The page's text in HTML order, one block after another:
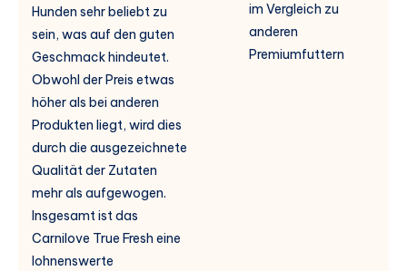
Hunden sehr beliebt zu
sein, was auf den guten
Geschmack hindeutet.
Obwohl der Preis etwas
höher als bei anderen
Produkten liegt, wird dies
durch die ausgezeichnete
Qualität der Zutaten
mehr als aufgewogen.
Insgesamt ist das
Carnilove True Fresh eine
lohnenswerte
im Vergleich zu
anderen
Premiumfuttern